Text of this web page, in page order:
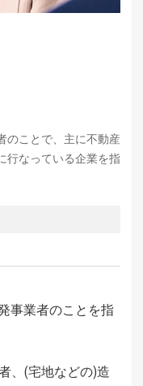
のことで、主に不動産
行なっている企業を指
事業者のことを指
、(宅地などの)造